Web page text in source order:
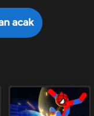
acak